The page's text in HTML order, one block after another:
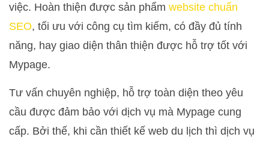
việc. Hoàn thiện được sản phẩm website chuẩn
SEO, tối ưu với công cụ tìm kiếm, có đầy đủ tính
năng, hay giao diện thân thiện được hỗ trợ tốt với
Mypage.
Tư vấn chuyên nghiệp, hỗ trợ toàn diện theo yêu
cầu được đảm bảo với dịch vụ mà Mypage cung
cấp. Bởi thế, khi cần thiết kế web du lịch thì dịch vụ